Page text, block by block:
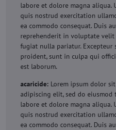
labore et dolore magna aliqua.
quis nostrud exercitation
ea commodo consequat. Duis
reprehenderit in voluptate velit
fugiat nulla pariatur. Excepteur
proident, sunt in culpa qui
est laborum.
acaricide: Lorem ipsum dolor
adipiscing elit, sed do
labore et dolore magna aliqua.
quis nostrud exercitation
ea commodo consequat. Duis